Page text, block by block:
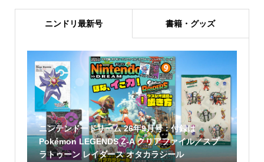
ニンドリ最新号 書籍・グッズ
ニンテンドードリーム 26年9月号：付録は
Pokémon LEGENDS Z-A クリアファイル／スプ
ラトゥーン レイダース オタカラシール